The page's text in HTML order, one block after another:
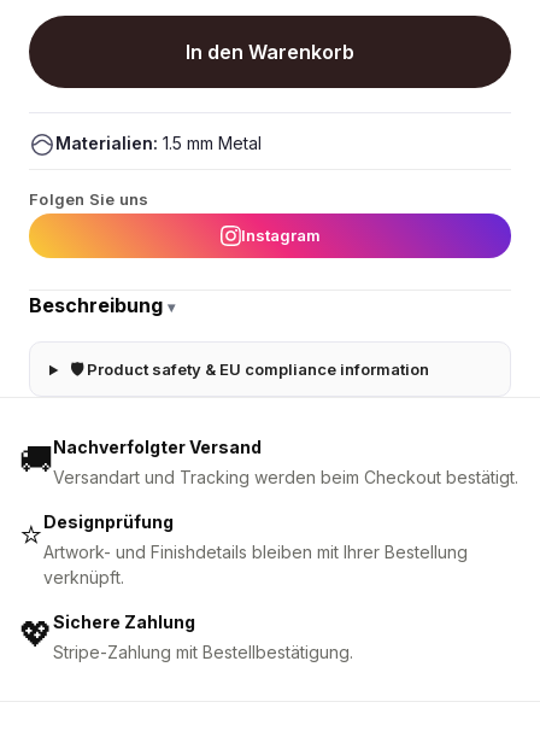
In den Warenkorb
Materialien: 1.5 mm Metal
Folgen Sie uns
Instagram
Beschreibung ▾
🛡 Product safety & EU compliance information
🚚Nachverfolgter Versand
Versandart und Tracking werden beim Checkout bestätigt.
⭐Designprüfung
Artwork- und Finishdetails bleiben mit Ihrer Bestellung
verknüpft.
💖Sichere Zahlung
Stripe-Zahlung mit Bestellbestätigung.